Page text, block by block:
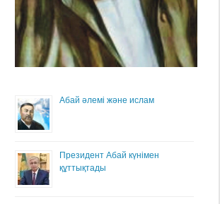
Абай әлемі және ислам
Президент Абай күнімен
құттықтады